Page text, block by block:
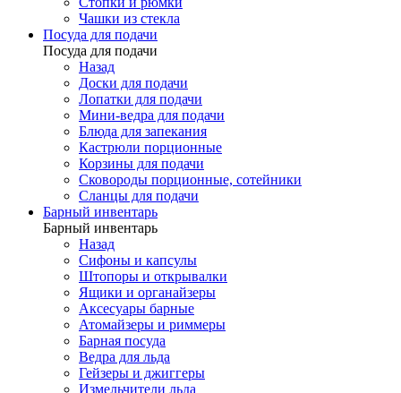
Чашки из стекла
Посуда для подачи
Посуда для подачи
Назад
Доски для подачи
Лопатки для подачи
Мини-ведра для подачи
Блюда для запекания
Кастрюли порционные
Корзины для подачи
Сковороды порционные, сотейники
Сланцы для подачи
Барный инвентарь
Барный инвентарь
Назад
Сифоны и капсулы
Штопоры и открывалки
Ящики и органайзеры
Аксесуары барные
Атомайзеры и риммеры
Барная посуда
Ведра для льда
Гейзеры и джиггеры
Измельчители льда